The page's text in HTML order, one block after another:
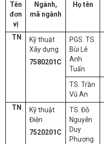
Tên
đơn
vị
Ngành,
mã ngành
Họ tên
TN
Kỹ thuật
Xây dựng
7580201C
PGS. TS.
Bùi Lê
Anh
Tuấn
TS. Trần
Vũ An
TN
Kỹ thuật
Điện
7520201C
TS. Đỗ
Nguyễn
Duy
Phương